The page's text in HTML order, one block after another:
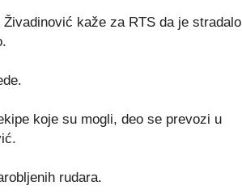
kaže za RTS da je stradalo
koje su mogli, deo se prevozi u
rudara.